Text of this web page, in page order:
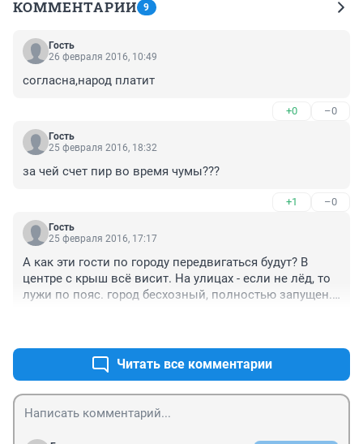
КОММЕНТАРИИ 9
Гость
26 февраля 2016, 10:49
согласна,народ платит
+0 –0
Гость
25 февраля 2016, 18:32
за чей счет пир во время чумы???
+1 –0
Гость
25 февраля 2016, 17:17
А как эти гости по городу передвигаться будут? В
центре с крыш всё висит. На улицах - если не лёд, то
лужи по пояс. город бесхозный, полностью запущен.
Читать все комментарии